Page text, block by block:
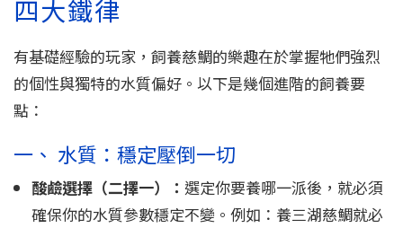
四大鐵律
有基礎經驗的玩家，飼養慈鯛的樂趣在於掌握牠們強烈
的個性與獨特的水質偏好。以下是幾個進階的飼養要
點：
一、 水質：穩定壓倒一切
酸鹼選擇（二擇一）： 選定你要養哪一派後，就必須
確保你的水質參數穩定不變。例如：養三湖慈鯛就必